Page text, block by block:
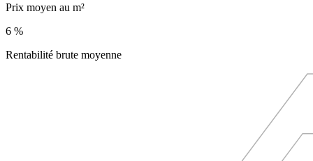
Prix moyen au m²
6 %
Rentabilité brute moyenne